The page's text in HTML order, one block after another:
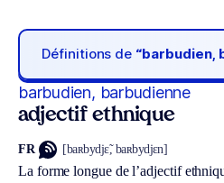
Définitions de “barbudien,
barbudien, barbudienne
adjectif ethnique
FR [baʀbydjɛ̃, baʀbydjɛn]
La forme longue de l’adjectif